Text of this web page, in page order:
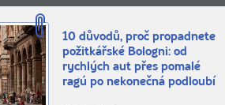
10 důvodů, proč propadnete
požitkářské Bologni: od
rychlých aut přes pomalé
ragú po nekonečná podloubí